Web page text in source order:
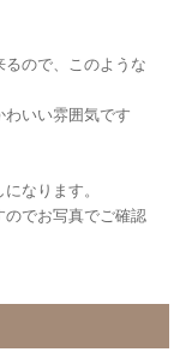
ので、このような
いい雰囲気です
なります。
のでお写真でご確認